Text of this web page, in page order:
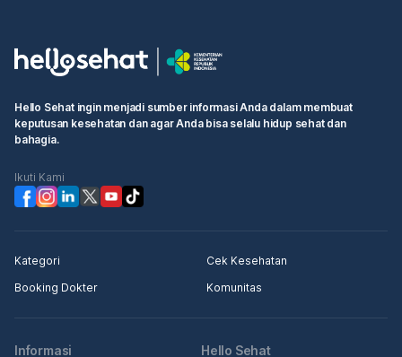
Hello Sehat ingin menjadi sumber informasi Anda dalam membuat
keputusan kesehatan dan agar Anda bisa selalu hidup sehat dan
bahagia.
Ikuti Kami
Kategori
Cek Kesehatan
Booking Dokter
Komunitas
Informasi Hello Sehat